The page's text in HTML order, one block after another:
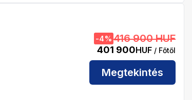
-4% 416 900 HUF
401 900HUF / Főtől
Megtekintés